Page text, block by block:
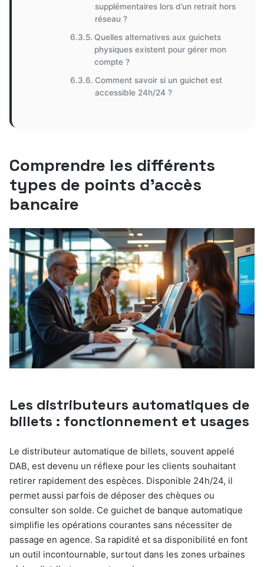
supplémentaires lors d’un retrait hors
réseau ?
Quelles alternatives aux guichets
physiques existent pour gérer mon
compte ?
Comment savoir si un guichet est
accessible 24h/24 ?
Comprendre les différents
types de points d’accès
bancaire
Les distributeurs automatiques de
billets : fonctionnement et usages
Le distributeur automatique de billets, souvent appelé
DAB, est devenu un réflexe pour les clients souhaitant
retirer rapidement des espèces. Disponible 24h/24, il
permet aussi parfois de déposer des chèques ou
consulter son solde. Ce guichet de banque automatique
simplifie les opérations courantes sans nécessiter de
passage en agence. Sa rapidité et sa disponibilité en font
un outil incontournable, surtout dans les zones urbaines